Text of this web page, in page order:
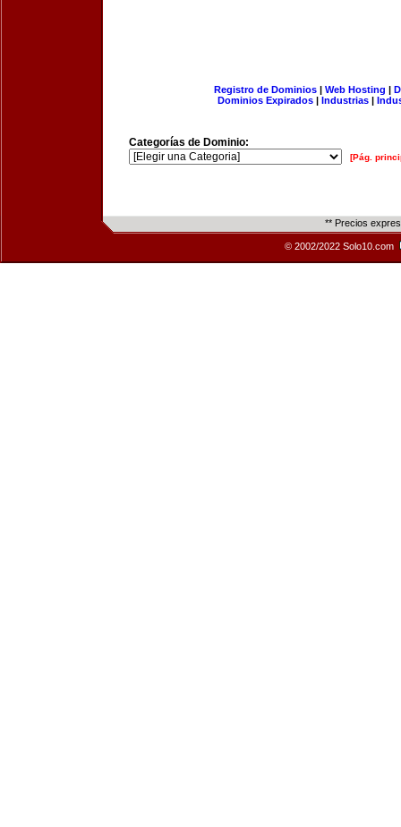
Registro de Dominios| Web Hosting |
Dominios Expirados | Industrias |
Categorías de Dominio:
[Pág.
** Precios
© 2002/2022 Solo10.com